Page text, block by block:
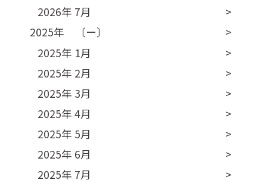
2026年 7月
2025年 〔ー〕
2025年 1月
2025年 2月
2025年 3月
2025年 4月
2025年 5月
2025年 6月
2025年 7月